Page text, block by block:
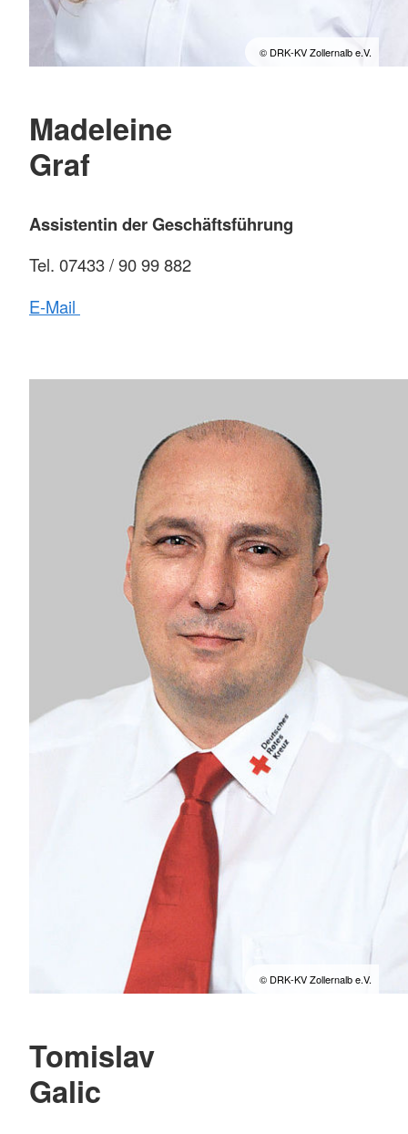
© DRK-KV Zollernalb e.V.
Madeleine
Graf
Assistentin der Geschäftsführung
Tel. 07433 / 90 99 882
E-Mail
© DRK-KV Zollernalb e.V.
Tomislav
Galic